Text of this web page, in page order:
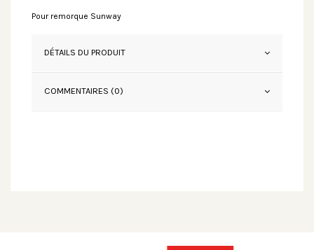
Pour remorque Sunway
DÉTAILS DU PRODUIT
COMMENTAIRES (0)